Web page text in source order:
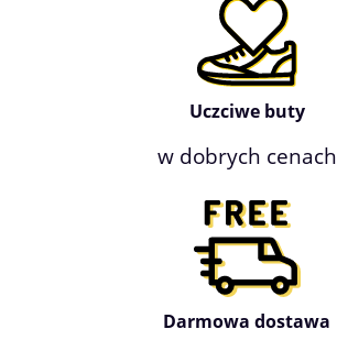
Uczciwe buty
w dobrych cenach
Darmowa dostawa